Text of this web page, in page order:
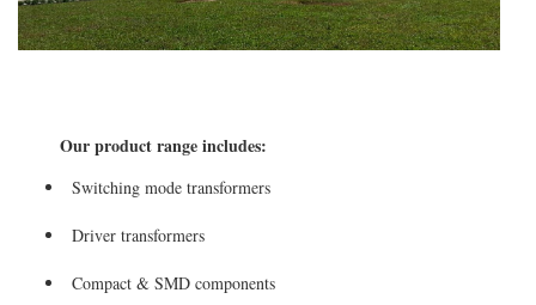
Our product range includes:
Switching mode transformers
Driver transformers
Compact & SMD components